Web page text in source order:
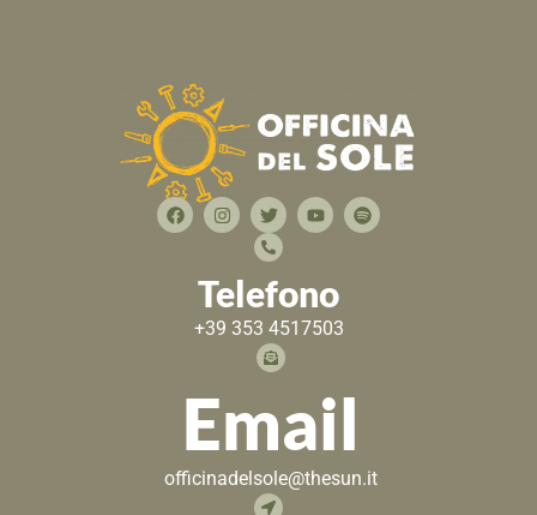
Telefono
+39 353 4517503
Email
officinadelsole@thesun.it